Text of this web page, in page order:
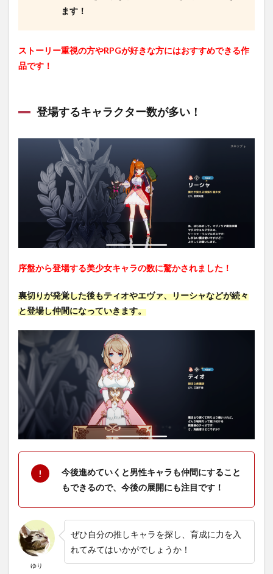
ます！
ストーリー重視の方やRPGが好きな方にはおすすめできる作
品です！
登場するキャラクター数が多い！
序盤から登場する美少女キャラの数に驚かされました！
裏切りが発覚した後もティオやエヴァ、リーシャなどが続々
と登場し仲間になっていきます。
今後進めていくと男性キャラも仲間にすること
もできるので、今後の展開にも注目です！
ゆり
ぜひ自分の推しキャラを探し、育成に力を入
れてみてはいかがでしょうか！